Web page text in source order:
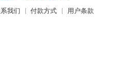
我们 付款方式 用户条款